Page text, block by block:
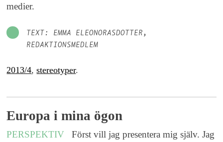
medier.
TEXT: EMMA ELEONORASDOTTER,
REDAKTIONSMEDLEM
2013/4,stereotyper.
Europa i mina ögon
PERSPEKTIV Först vill jag presentera mig själv. Jag